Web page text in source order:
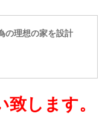
の理想の家を設計
します。